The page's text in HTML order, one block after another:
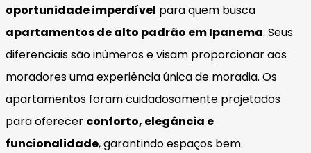
oportunidade imperdível para quem busca
apartamentos de alto padrão em Ipanema. Seus
diferenciais são inúmeros e visam proporcionar aos
moradores uma experiência única de moradia. Os
apartamentos foram cuidadosamente projetados
para oferecer conforto, elegância e
funcionalidade, garantindo espaços bem